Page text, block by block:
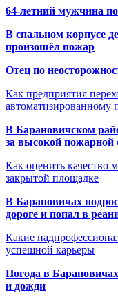
64-летний мужчина
В спальном корпусе
произошёл пожар
Отец по
Как предприятия
автоматизированному
В Барановичском
за высокой пожарной
Как оценить качество
закрытой площадке
В Барановичах
дороге и попал в
Какие
успешной карьеры
Погода в
и дожди